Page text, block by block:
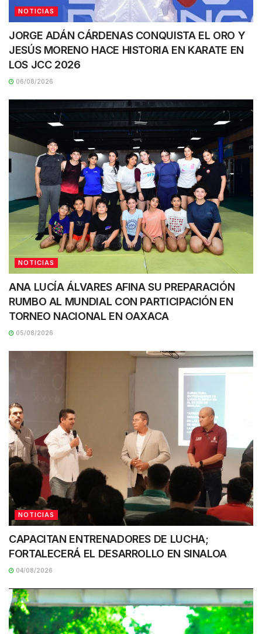
NOTICIAS
JORGE ADÁN CÁRDENAS CONQUISTA EL ORO Y
JESÚS MORENO HACE HISTORIA EN KARATE EN
LOS JCC 2026
06/08/2026
NOTICIAS
ANA LUCÍA ÁLVARES AFINA SU PREPARACIÓN
RUMBO AL MUNDIAL CON PARTICIPACIÓN EN
TORNEO NACIONAL EN OAXACA
05/08/2026
NOTICIAS
CAPACITAN ENTRENADORES DE LUCHA;
FORTALECERÁ EL DESARROLLO EN SINALOA
04/08/2026